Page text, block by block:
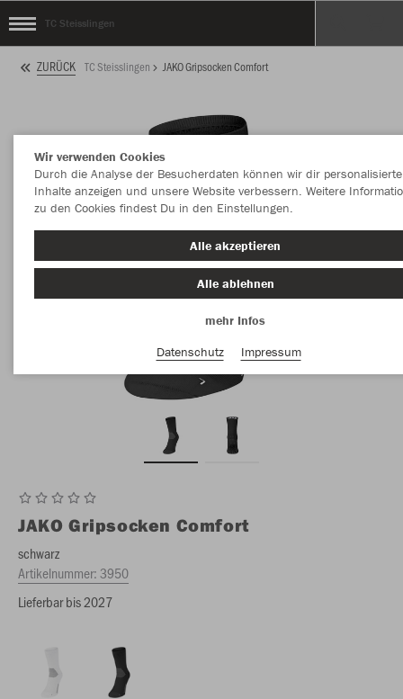
TC Steisslingen
ZURÜCK TC Steisslingen JAKO Gripsocken Comfort
JAKO Gripsocken Comfort
schwarz
Artikelnummer:3950
Lieferbar bis 2027
Wir verwenden Cookies
Durch die Analyse der Besucherdaten können wir dir personalisierte
Inhalte anzeigen und unsere Website verbessern. Weitere
zu den Cookies findest Du in den Einstellungen.
Alle akzeptieren
Alle ablehnen
mehr Infos
Datenschutz
Impressum